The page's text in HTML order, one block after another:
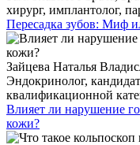
хирург, имплантолог,
Пересадка зубов: Миф
Зайцева Наталья
Эндокринолог,
квалификационной
Влияет ли нарушение
кожи?